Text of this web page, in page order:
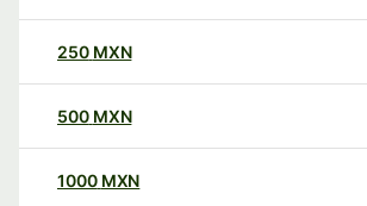
250 MXN
500 MXN
1000 MXN